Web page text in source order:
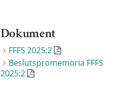
Dokument
FFFS 2025:2
Beslutspromemoria FFFS
2025:2